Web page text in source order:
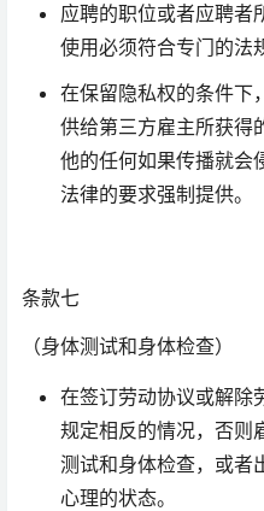
应聘的职位或者应聘者
使用必须符合专门的法
在保留隐私权的条件下
供给第三方雇主所获得
他的任何如果传播就会
法律的要求强制提供。
条款七
（身体测试和身体检查）
在签订劳动协议或解除
规定相反的情况，否则
测试和身体检查，或者
心理的状态。